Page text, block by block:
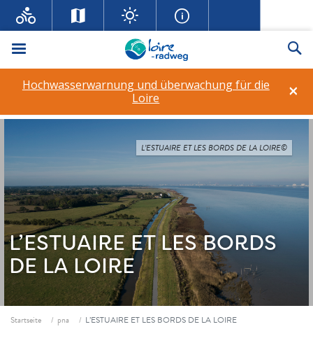
Menü
×
Hochwasserwarnung und überwachung für die
Loire
L’ESTUAIRE ET LES BORDS
DE LA LOIRE
L’ESTUAIRE ET LES BORDS DE LA LOIRE©
Fil d'ariane
Startseite pna L’ESTUAIRE ET LES BORDS DE LA LOIRE